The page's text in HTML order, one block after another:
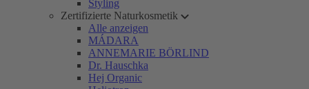
Styling
Zertifizierte Naturkosmetik
Alle anzeigen
MÁDARA
ANNEMARIE BÖRLIND
Dr. Hauschka
Hej Organic